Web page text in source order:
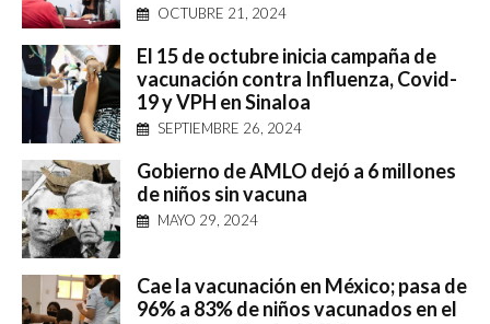
OCTUBRE 21, 2024
El 15 de octubre inicia campaña de
vacunación contra Influenza, Covid-
19 y VPH en Sinaloa
SEPTIEMBRE 26, 2024
Gobierno de AMLO dejó a 6 millones
de niños sin vacuna
MAYO 29, 2024
Cae la vacunación en México; pasa de
96% a 83% de niños vacunados en el